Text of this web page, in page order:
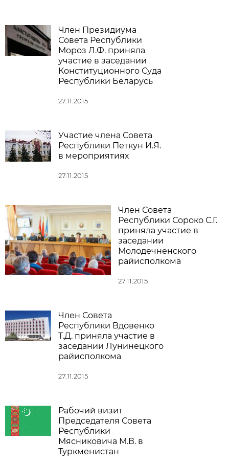
Член Президиума
Совета Республики
Мороз Л.Ф. приняла
участие в заседании
Конституционного Суда
Республики Беларусь
27.11.2015
Участие члена Совета
Республики Петкун И.Я.
в мероприятиях
27.11.2015
Член Совета
Республики Сороко С.Г.
приняла участие в
заседании
Молодечненского
райисполкома
27.11.2015
Член Совета
Республики Вдовенко
Т.Д. приняла участие в
заседании Лунинецкого
райисполкома
27.11.2015
Рабочий визит
Председателя Совета
Республики
Мясниковича М.В. в
Туркменистан